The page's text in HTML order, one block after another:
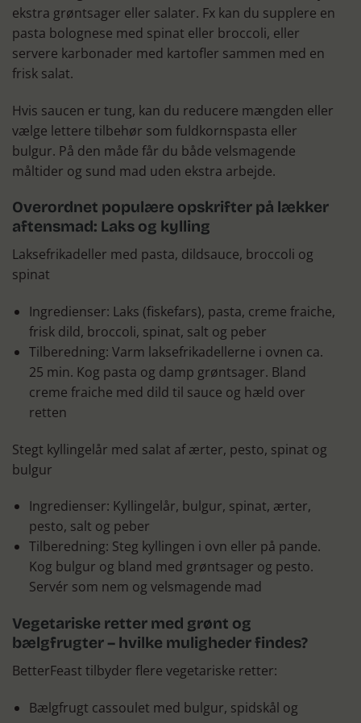
ekstra grøntsager eller salater. Fx kan du supplere en
pasta bolognese med spinat eller broccoli, eller
servere karbonader med kartofler sammen med en
frisk salat.
Hvis saucen er tung, kan du reducere mængden eller
vælge lettere tilbehør som fuldkornspasta eller
bulgur. På den måde får du både velsmagende
måltider og sund mad uden ekstra arbejde.
Overordnet populære opskrifter på lækker
aftensmad: Laks og kylling
Laksefrikadeller med pasta, dildsauce, broccoli og
spinat
Ingredienser: Laks (fiskefars), pasta, creme fraiche,
frisk dild, broccoli, spinat, salt og peber
Tilberedning: Varm laksefrikadellerne i ovnen ca.
25 min. Kog pasta og damp grøntsager. Bland
creme fraiche med dild til sauce og hæld over
retten
Stegt kyllingelår med salat af ærter, pesto, spinat og
bulgur
Ingredienser: Kyllingelår, bulgur, spinat, ærter,
pesto, salt og peber
Tilberedning: Steg kyllingen i ovn eller på pande.
Kog bulgur og bland med grøntsager og pesto.
Servér som nem og velsmagende mad
Vegetariske retter med grønt og
bælgfrugter – hvilke muligheder findes?
BetterFeast tilbyder flere vegetariske retter:
Bælgfrugt cassoulet med bulgur, spidskål og